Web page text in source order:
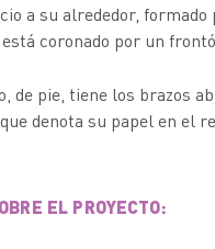
a su alrededor,
coronado por un
de pie, tiene los brazos
denota su papel en el
EL PROYECTO: